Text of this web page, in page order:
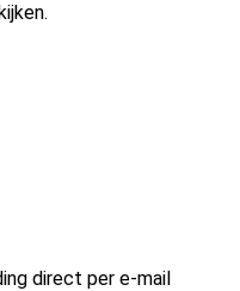
direct per e-mail